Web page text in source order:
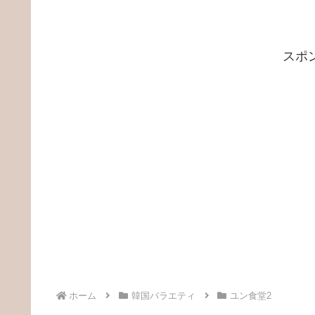
スポ
ホーム 韓国バラエティ ユン食堂2